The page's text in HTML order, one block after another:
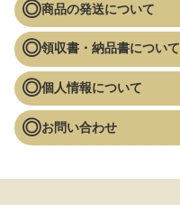
商品の発送について
領収書・納品書について
個人情報について
お問い合わせ